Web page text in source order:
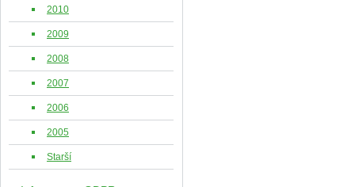
2010
2009
2008
2007
2006
2005
Starší